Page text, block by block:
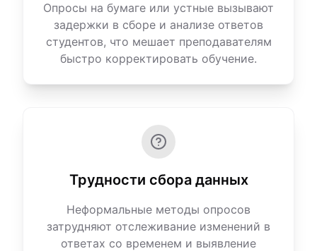
Опросы на бумаге или устные вызывают
задержки в сборе и анализе ответов
студентов, что мешает преподавателям
быстро корректировать обучение.
Трудности сбора данных
Неформальные методы опросов
затрудняют отслеживание изменений в
ответах со временем и выявление